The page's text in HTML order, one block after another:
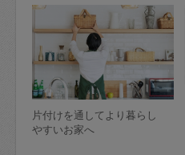
片付けを通してより暮らし
やすいお家へ